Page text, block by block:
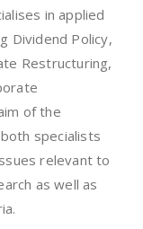
in applied
Dividend Policy,
Restructuring,
of the
specialists
relevant to
as well as